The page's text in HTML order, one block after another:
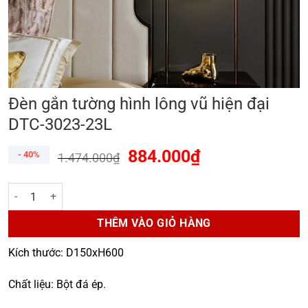
Đèn gắn tường hình lông vũ hiện đại
DTC-3023-23L
- 40% 1.474.000₫ 884.000₫
Đèn gắn tường hình lông vũ hiện đại DTC-3023-23L số lượng
THÊM VÀO GIỎ HÀNG
Kích thước: D150xH600
Chất liệu: Bột đá ép.